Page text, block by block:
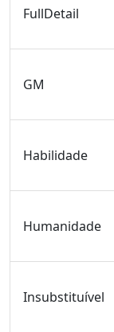
FullDetail
GM
Habilidade
Humanidade
Insubstituível